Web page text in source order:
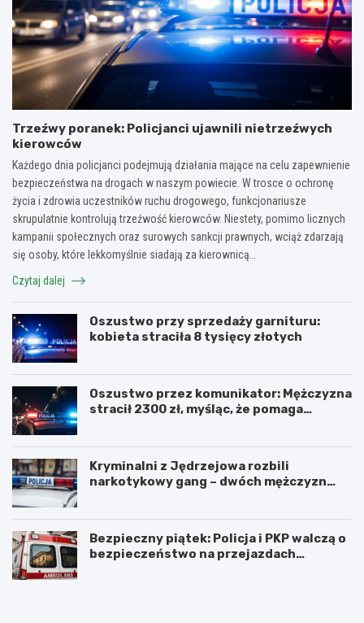
Trzeźwy poranek: Policjanci ujawnili nietrzeźwych
kierowców
Każdego dnia policjanci podejmują działania mające na celu zapewnienie
bezpieczeństwa na drogach w naszym powiecie. W trosce o ochronę
życia i zdrowia uczestników ruchu drogowego, funkcjonariusze
skrupulatnie kontrolują trzeźwość kierowców. Niestety, pomimo licznych
kampanii społecznych oraz surowych sankcji prawnych, wciąż zdarzają
się osoby, które lekkomyślnie siadają za kierownicą…
Czytaj dalej
Oszustwo przy sprzedaży garnituru:
kobieta straciła 8 tysięcy złotych
Oszustwo przez komunikator: Mężczyzna
stracił 2300 zł, myśląc, że pomaga
Kryminalni z Jędrzejowa rozbili
narkotykowy gang – dwóch mężczyzn
Bezpieczny piątek: Policja i PKP walczą o
bezpieczeństwo na przejazdach